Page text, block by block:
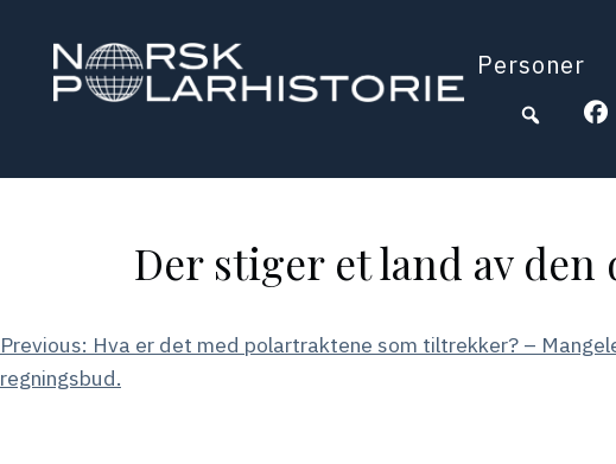
hovedinnholdet
Personer
Der stiger et land av
Innleggsnavigasjon
Previous: Hva er det med polartraktene som tiltrekker? –
regningsbud.